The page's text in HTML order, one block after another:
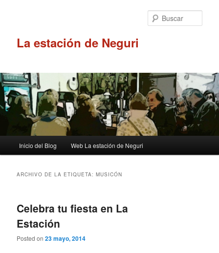
La estación de Neguri
principal
Inicio del Blog Web La estación de Neguri
ARCHIVO DE LA ETIQUETA:MUSICÓN
Celebra tu fiesta en La
Estación
Posted on23 mayo, 2014